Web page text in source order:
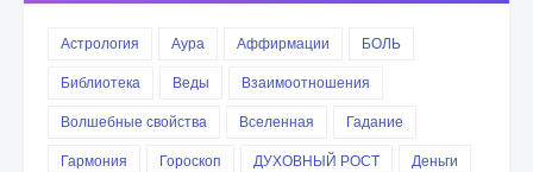
Астрология Аура Аффирмации
БОЛЬ
Библиотека
Веды
Взаимоотношения
Волшебные свойства
Вселенная
Гадание
Гармония
Гороскоп ДУХОВНЫЙ РОСТ
Деньги